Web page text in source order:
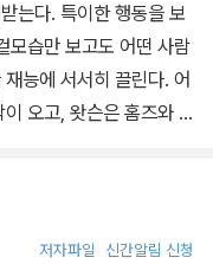
는다. 특이한 행동을 보
모습만 보고도 어떤 사람
능에 서서히 끌린다. 어
오고, 왓슨은 홈즈와 함
운다고 추리하는데…….
저자파일 신간알림 신청